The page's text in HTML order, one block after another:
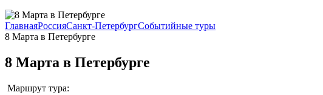
ГлавнаяРоссияСанкт-ПетербургСобытийные туры
8 Марта в Петербурге
8 Марта в Петербурге
Маршрут тура: